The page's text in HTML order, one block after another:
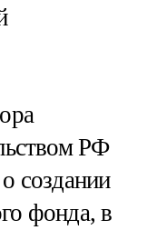
РФ
создании
фонда, в